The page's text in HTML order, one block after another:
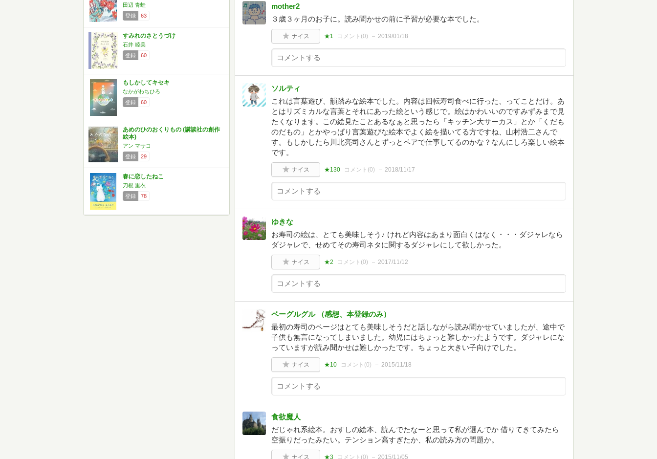
田辺 青蛙
登録
63
すみれのさとうづけ
石井 睦美
登録
60
もしかしてキセキ
なかがわちひろ
登録
60
あめのひのおくりもの (講談社の創作
絵本)
アン マサコ
登録
29
春に恋したねこ
刀根 里衣
登録
78
mother2
３歳３ヶ月のお子に。読み聞かせの前に予習が必要な本でした。
ナイス ★1 コメント(0) 2019/01/18
ソルティ
これは言葉遊び、韻踏みな絵本でした。内容は回転寿司食べに行った、ってことだけ。あ
とはリズミカルな言葉とそれにあった絵という感じで。絵はかわいいのですみずみまで見
たくなります。この絵見たことあるなぁと思ったら「キッチン大サーカス」とか「くだも
のだもの」とかやっぱり言葉遊びな絵本でよく絵を描いてる方ですね、山村浩二さんで
す。もしかしたら川北亮司さんとずっとペアで仕事してるのかな？なんにしろ楽しい絵本
です。
ナイス ★130 コメント(0) 2018/11/17
ゆきな
お寿司の絵は、とても美味しそう♪ けれど内容はあまり面白くはなく・・・ダジャレなら
ダジャレで、せめてその寿司ネタに関するダジャレにして欲しかった。
ナイス ★2 コメント(0) 2017/11/12
ベーグルグル （感想、本登録のみ）
最初の寿司のページはとても美味しそうだと話しながら読み聞かせていましたが、途中で
子供も無言になってしまいました。幼児にはちょっと難しかったようです。ダジャレにな
っていますが読み聞かせは難しかったです。ちょっと大きい子向けでした。
ナイス ★10 コメント(0) 2015/11/18
食欲魔人
だじゃれ系絵本。おすしの絵本、読んでたなーと思って私が選んでか 借りてきてみたら
空振りだったみたい。テンション高すぎたか、私の読み方の問題か。
ナイス ★3 コメント(0) 2015/11/05